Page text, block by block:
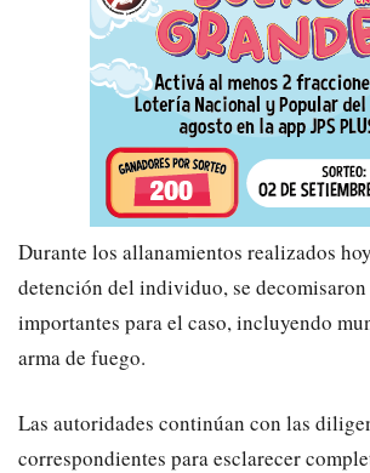
Durante los allanamientos realizados
detención del individuo, se
importantes para el caso, incluyendo
arma de fuego.
Las autoridades continúan con las
correspondientes para esclarecer